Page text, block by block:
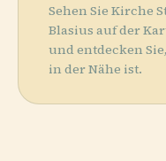
Sehen Sie Kirche
Blasius auf der
und entdecken
in der Nähe ist.